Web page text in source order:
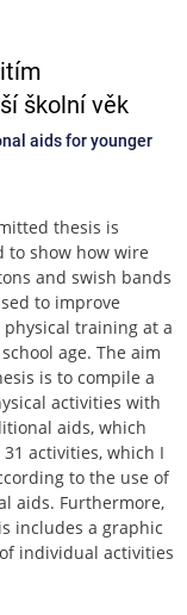
školní věk
aids for younger
thesis is
to show how wire
and swish bands
to improve
training at a
age. The aim
is to compile a
activities with
aids, which
activities, which I
to the use of
aids. Furthermore,
includes a graphic
individual activities